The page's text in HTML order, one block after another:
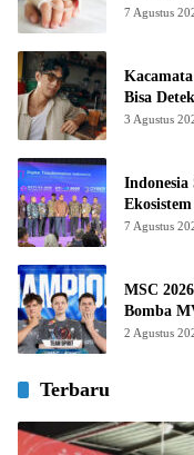
7 Agustus
Bisa
3 Agustus
7 Agustus
MSC
Bomba
2 Agustus
Terbaru